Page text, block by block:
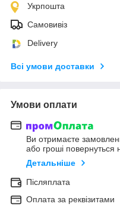
Укрпошта
Самовивіз
Delivery
Всі умови доставки
Умови оплати
Ви отримаєте
або гроші повернуться
Детальніше
Післяплата
Оплата за реквізитами